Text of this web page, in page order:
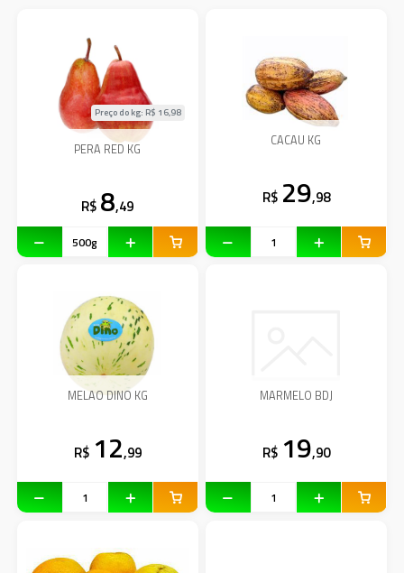
PERA RED KG
Preço do kg: R$ 16,98
R$ 8,49
CACAU KG
R$ 29,98
MELAO DINO KG
R$ 12,99
MARMELO BDJ
R$ 19,90